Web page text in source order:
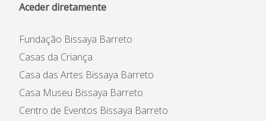
Aceder diretamente
Fundação Bissaya Barreto
Casas da Criança
Casa das Artes Bissaya Barreto
Casa Museu Bissaya Barreto
Centro de Eventos Bissaya Barreto